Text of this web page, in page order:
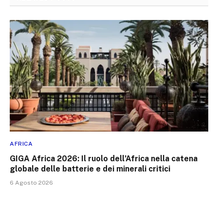
AFRICA
GIGA Africa 2026: Il ruolo dell’Africa nella catena
globale delle batterie e dei minerali critici
6 Agosto 2026